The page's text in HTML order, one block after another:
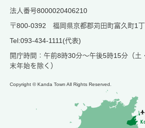
法人番号8000020406210
〒800-0392 福岡県京都郡苅田町富久町1
Tel:093-434-1111(代表)
開庁時間：午前8時30分～午後5時15分（土
末年始を除く）
Copyright © Kanda Town All Rights Reserved.